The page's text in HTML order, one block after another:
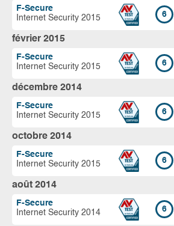
F-Secure
Internet Security 2015
6
février 2015
F-Secure
Internet Security 2015
6
décembre 2014
F-Secure
Internet Security 2015
6
octobre 2014
F-Secure
Internet Security 2015
6
août 2014
F-Secure
Internet Security 2014
6